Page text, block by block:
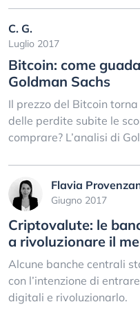
C. G.
Luglio 2017
Bitcoin: come
Goldman Sachs
Il prezzo del Bitcoin
delle perdite subite le
comprare? L’analisi di
Flavia
Giugno 2017
Criptovalute: le
a rivoluzionare il
Alcune banche centrali
con l’intenzione di
digitali e rivoluzionarlo.